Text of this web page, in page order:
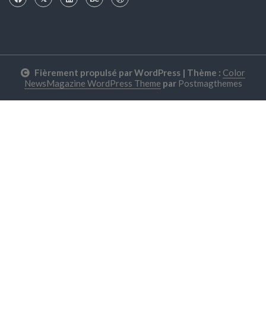
Fièrement propulsé par WordPress | Thème : Color
NewsMagazine WordPress Theme par Postmagthemes